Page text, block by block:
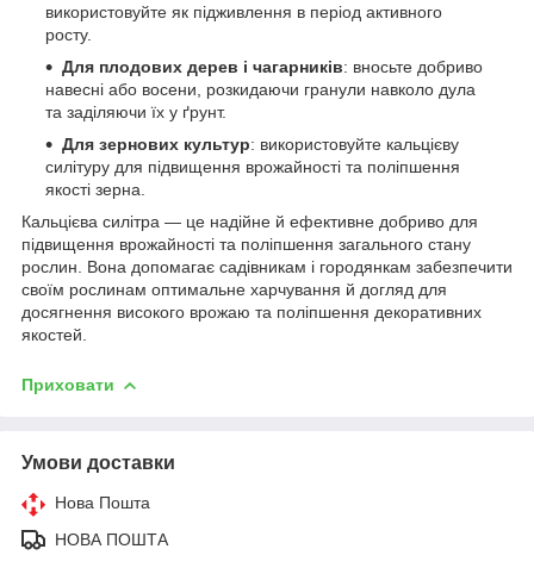
використовуйте як підживлення в період активного
росту.
Для плодових дерев і чагарників: вносьте добриво
навесні або восени, розкидаючи гранули навколо дула
та заділяючи їх у ґрунт.
Для зернових культур: використовуйте кальцієву
силітуру для підвищення врожайності та поліпшення
якості зерна.
Кальцієва силітра — це надійне й ефективне добриво для
підвищення врожайності та поліпшення загального стану
рослин. Вона допомагає садівникам і городянкам забезпечити
своїм рослинам оптимальне харчування й догляд для
досягнення високого врожаю та поліпшення декоративних
якостей.
Приховати
Умови доставки
Нова Пошта
НОВА ПОШТА